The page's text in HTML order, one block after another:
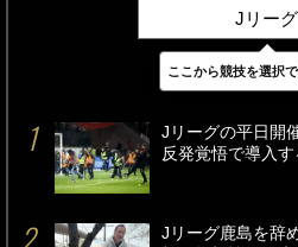
Jリーグ
最新 24時間
Jリーグの平日開
反発覚悟で導入す
Jリーグ鹿島を辞
ここから競技を選択